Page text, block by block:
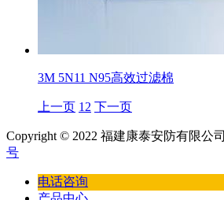
3M 5N11 N95高效过滤棉
上一页 1 2 下一页
Copyright © 2022 福建康泰安防有限公司
号
电话咨询